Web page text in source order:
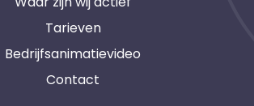
Tarieven
Bedrijfsanimatievideo
Contact